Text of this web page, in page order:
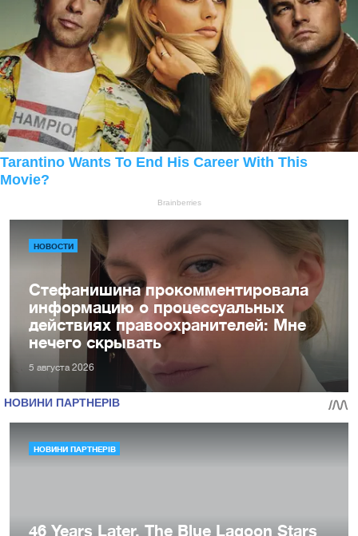
НОВОСТИ
Стефанишина прокомментировала
информацию о процессуальных
действиях правоохранителей: Мне
нечего скрывать
5 августа 2026